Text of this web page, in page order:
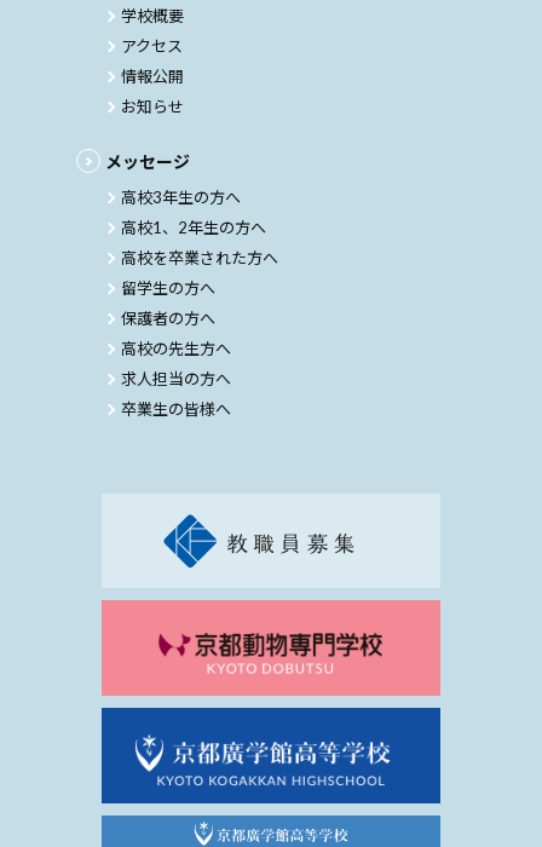
学校概要
アクセス
情報公開
お知らせ
メッセージ
高校3年生の方へ
高校1、2年生の方へ
高校を卒業された方へ
留学生の方へ
保護者の方へ
高校の先生方へ
求人担当の方へ
卒業生の皆様へ